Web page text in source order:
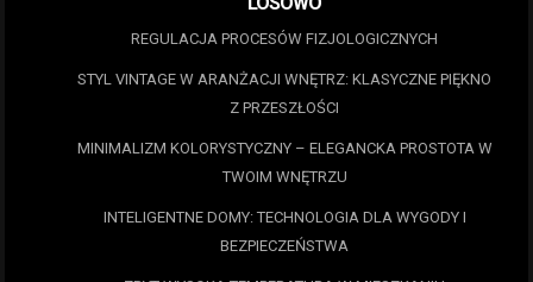
REGULACJA PROCESÓW FIZJOLOGICZNYCH
STYL VINTAGE W ARANŻACJI WNĘTRZ: KLASYCZNE PIĘKNO
Z PRZESZŁOŚCI
MINIMALIZM KOLORYSTYCZNY – ELEGANCKA PROSTOTA W
TWOIM WNĘTRZU
INTELIGENTNE DOMY: TECHNOLOGIA DLA WYGODY I
BEZPIECZEŃSTWA